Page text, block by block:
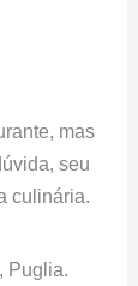
mas
seu
culinária.